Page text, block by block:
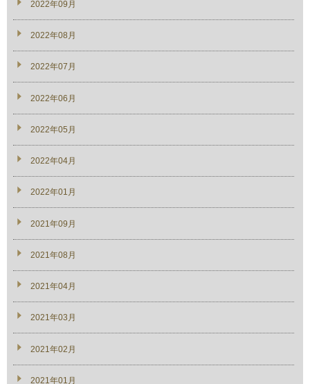
2022年09月
2022年08月
2022年07月
2022年06月
2022年05月
2022年04月
2022年01月
2021年09月
2021年08月
2021年04月
2021年03月
2021年02月
2021年01月